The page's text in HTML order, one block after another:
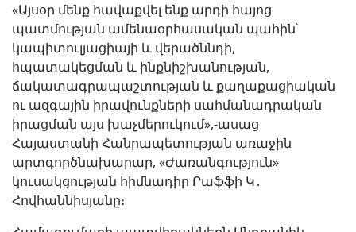
«Այսօր մենք հավաքվել ենք արդի հայոց
պատմության ամենաօրհասական պահին՝
կապիտուլյացիայի և վերածննդի,
հպատակեցման և ինքնիշխանության,
ճակատագրապաշտության և քաղաքացիական
ու ազգային իրավունքների սահմանադրական
իրացման այս խաչմերուկում»,-ասաց
Հայաստանի Հանրապետության առաջին
արտգործնախարար, «Ժառանգություն»
կուսակցության հիմնադիր Րաֆֆի Կ․
Հովհաննիսյանը։